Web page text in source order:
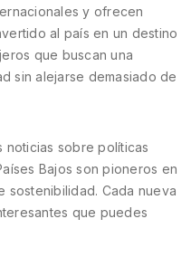
y ofrecen
al país en un destino
que buscan una
sin alejarse demasiado de
noticias sobre políticas
Bajos son pioneros en
sostenibilidad. Cada nueva
que puedes